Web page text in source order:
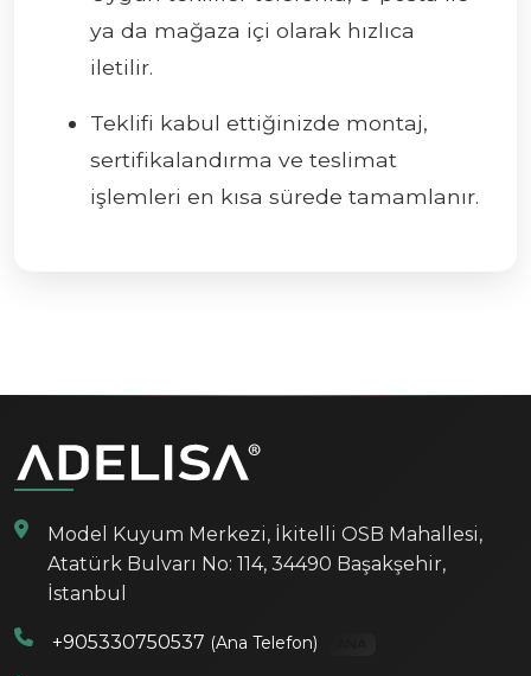
ya da mağaza içi olarak hızlıca
iletilir.
Teklifi kabul ettiğinizde montaj,
sertifikalandırma ve teslimat
işlemleri en kısa sürede tamamlanır.
Model Kuyum Merkezi, İkitelli OSB Mahallesi,
Atatürk Bulvarı No: 114, 34490 Başakşehir,
İstanbul
+905330750537 (Ana Telefon)